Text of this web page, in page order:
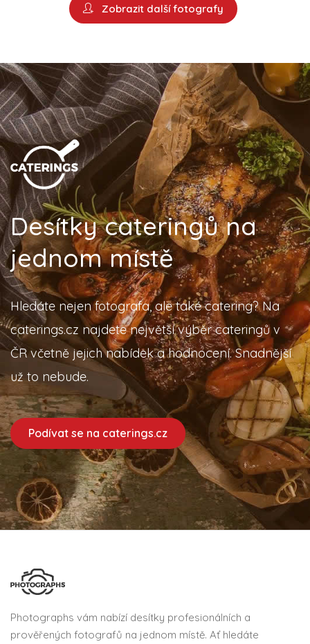
Zobrazit další fotografy
Desítky cateringů na
jednom místě
Hledáte nejen fotografa, ale také catering? Na
caterings.cz najdete největší výběr cateringů v
ČR včetně jejich nabídek a hodnocení. Snadnější
už to nebude.
Podívat se na caterings.cz
Photographs vám nabízí desítky profesionálních a
prověřených fotografů na jednom místě. Ať hledáte